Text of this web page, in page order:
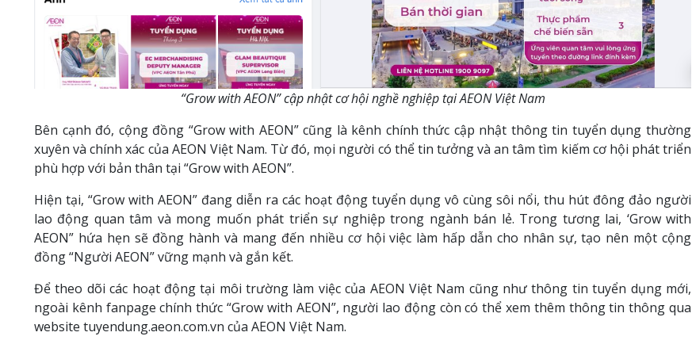
“Grow with AEON” cập nhật cơ hội nghề nghiệp tại AEON Việt Nam
Bên cạnh đó, cộng đồng “Grow with AEON” cũng là kênh chính thức cập nhật thông tin tuyển dụng thường
xuyên và chính xác của AEON Việt Nam. Từ đó, mọi người có thể tin tưởng và an tâm tìm kiếm cơ hội phát triển
phù hợp với bản thân tại “Grow with AEON”.
Hiện tại, “Grow with AEON” đang diễn ra các hoạt động tuyển dụng vô cùng sôi nổi, thu hút đông đảo người
lao động quan tâm và mong muốn phát triển sự nghiệp trong ngành bán lẻ. Trong tương lai, ‘Grow with
AEON” hứa hẹn sẽ đồng hành và mang đến nhiều cơ hội việc làm hấp dẫn cho nhân sự, tạo nên một cộng
đồng “Người AEON” vững mạnh và gắn kết.
Để theo dõi các hoạt động tại môi trường làm việc của AEON Việt Nam cũng như thông tin tuyển dụng mới,
ngoài kênh fanpage chính thức “Grow with AEON”, người lao động còn có thể xem thêm thông tin thông qua
website tuyendung.aeon.com.vn của AEON Việt Nam.